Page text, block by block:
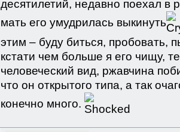
десятилетий, недавно поехал в
мать его умудрилась выкинуть
этим – буду биться, пробовать,
кстати чем больше я его чищу,
человеческий вид, ржавчина
что он открытого типа, а так
конечно много.